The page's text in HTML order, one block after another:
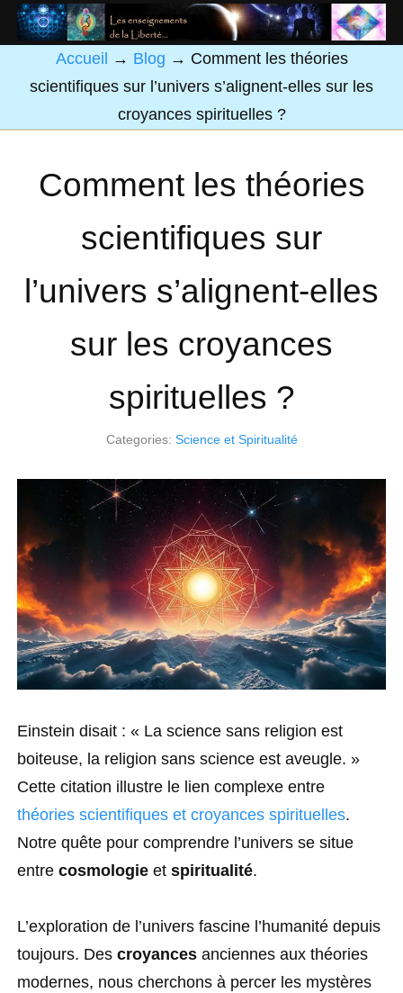
Accueil → Blog → Comment les théories
scientifiques sur l’univers s’alignent-elles sur les
croyances spirituelles ?
Comment les théories
scientifiques sur
l’univers s’alignent-elles
sur les croyances
spirituelles ?
Categories: Science et Spiritualité
Einstein disait : « La science sans religion est
boiteuse, la religion sans science est aveugle. »
Cette citation illustre le lien complexe entre
théories scientifiques et croyances spirituelles.
Notre quête pour comprendre l’univers se situe
entre cosmologie et spiritualité.
L’exploration de l’univers fascine l’humanité depuis
toujours. Des croyances anciennes aux théories
modernes, nous cherchons à percer les mystères